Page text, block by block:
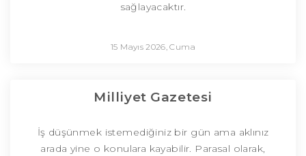
sağlayacaktır.
15 Mayıs 2026, Cuma
Milliyet Gazetesi
İş düşünmek istemediğiniz bir gün ama aklınız
arada yine o konulara kayabilir. Parasal olarak,